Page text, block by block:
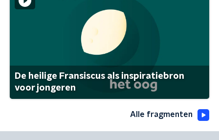
De heilige Fransiscus als inspiratiebron
voor jongeren
Alle fragmenten